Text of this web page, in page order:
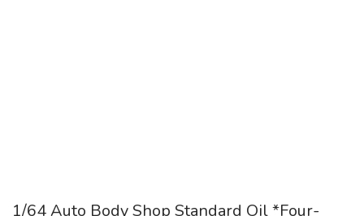
1/64 Auto Body Shop Standard Oil *Four-